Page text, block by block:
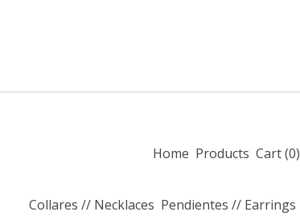
Home Products Cart (0)
Collares // Necklaces Pendientes // Earrings